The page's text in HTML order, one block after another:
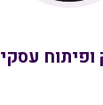
עסקי